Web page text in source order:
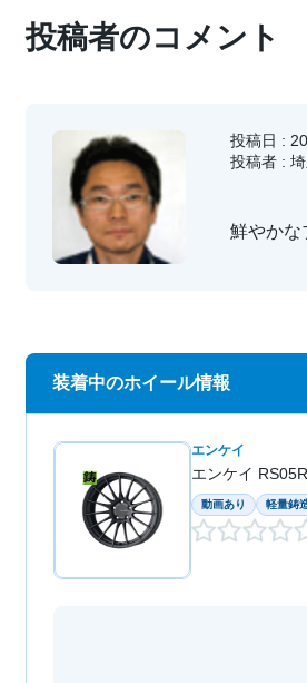
投稿者のコメント
投稿日 :
投稿者 :
鮮やかな
装着中のホイール情報
エンケイ
エンケイ
動画あり 軽量鋳